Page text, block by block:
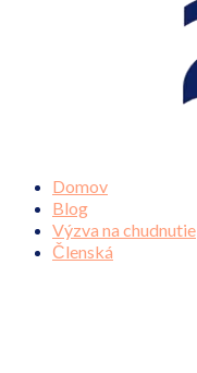
Domov
Blog
Výzva na chudnutie
Členská